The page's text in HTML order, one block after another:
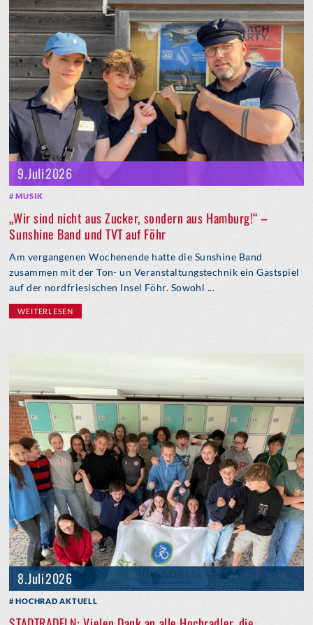
9. Juli 2026
MUSIK
„Wir sind nicht aus Zucker, sondern aus Hamburg!“ –
Sunshine Band und TVT auf Föhr
Am vergangenen Wochenende hatte die Sunshine Band
zusammen mit der Ton- un Veranstaltungstechnik ein Gastspiel
auf der nordfriesischen Insel Föhr. Sowohl ...
WEITERLESEN
8. Juli 2026
HOCHRAD AKTUELL